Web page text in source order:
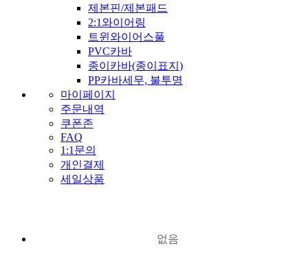
제본핀/제본패드
2:1와이어링
트윈와이어스풀
PVC카바
종이카바(종이표지)
PP카바세무, 불투명
마이페이지
주문내역
쿠폰존
FAQ
1:1문의
개인결제
세일상품
없음